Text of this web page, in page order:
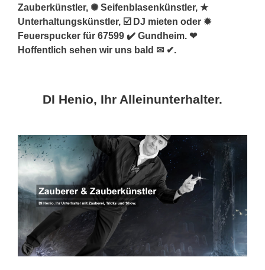
Zauberkünstler, ✺ Seifenblasenkünstler, ★
Unterhaltungskünstler, ☑️ DJ mieten oder ✹
Feuerspucker für 67599 ✔️ Gundheim. ❤
Hoffentlich sehen wir uns bald ✉ ✔.
DI Henio, Ihr Alleinunterhalter.